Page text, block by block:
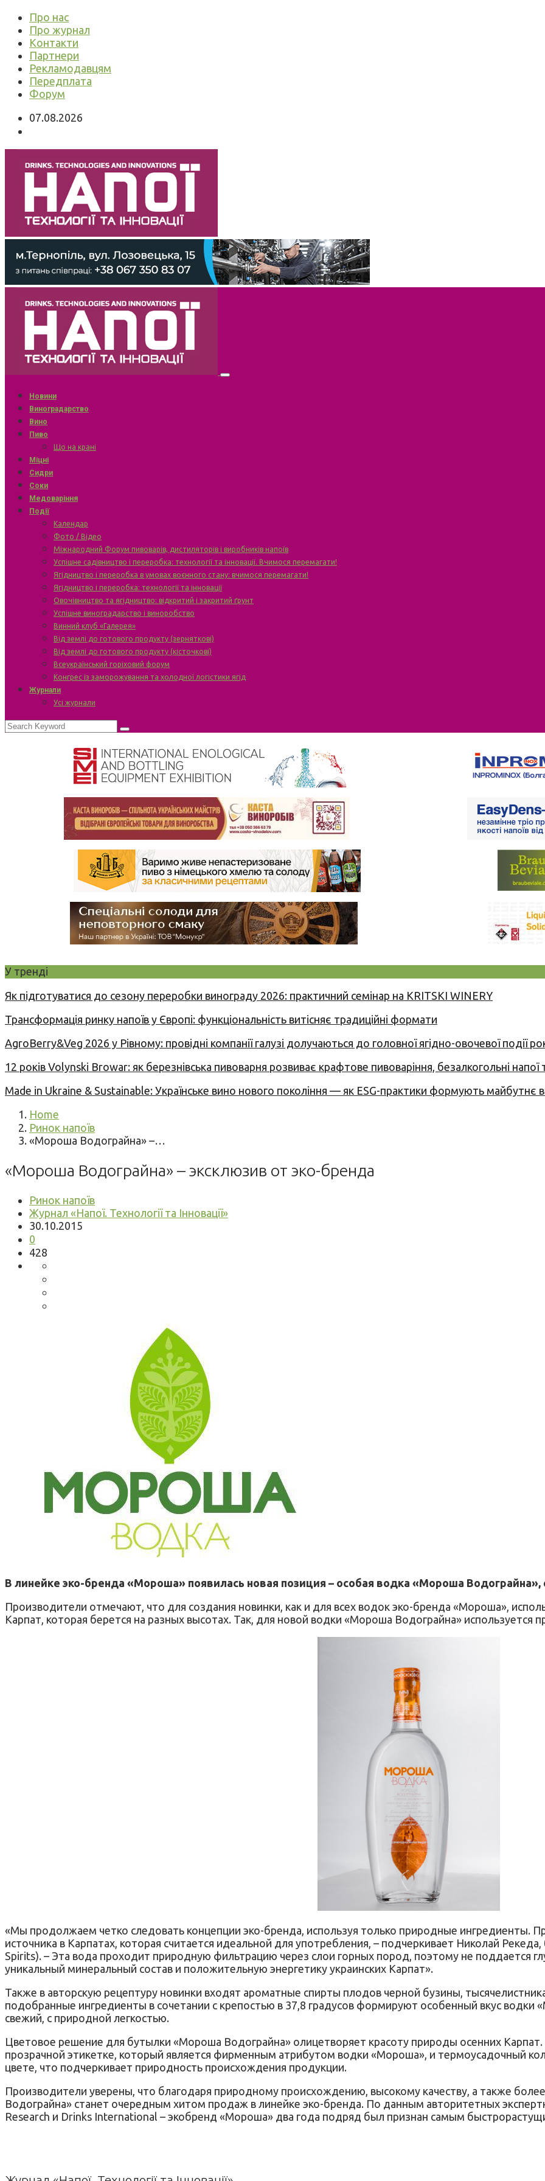
Про нас
Про журнал
Контакти
Партнери
Рекламодавцям
Передплата
Форум
07.08.2026
Новини
Виноградарство
Вино
Пиво
Що на крані
Міцні
Сидри
Соки
Медоваріння
Події
Календар
Фото / Відео
Міжнародний Форум пивоварів, дистиляторів і виробників напоїв
Успішне садівництво і переробка: технології та інновації. Вчимося перемагати!
Ягідництво і переробка в умовах воєнного стану: вчимося перемагати!
Ягідництво і переробка: технології та інновації
Овочівництво та ягідництво: відкритий і закритий ґрунт
Успішне виноградарство і виноробство
Винний клуб «Галерея»
Від землі до готового продукту (зерняткові)
Від землі до готового продукту (кісточкові)
Всеукраїнський горіховий форум
Конгрес із заморожування та холодної логістики ягід
Журнали
Усі журнали
У тренді
Як підготуватися до сезону переробки винограду 2026: практичний семінар на KRITSKI WINERY
Трансформація ринку напоїв у Європі: функціональність витісняє традиційні формати
AgroBerry&Veg 2026 у Рівному: провідні компанії галузі долучаються до головної ягідно-овочевої події
12 років Volynski Browar: як березнівська пивоварня розвиває крафтове пивоваріння, безалкогольні напої
Made in Ukraine & Sustainable: Українське вино нового покоління — як ESG-практики формують майбутнє
Home
Ринок напоїв
«Мороша Водограйна» –…
«Мороша Водограйна» – эксклюзив от эко-бренда
Ринок напоїв
Журнал «Напої. Технології та Інновації»
30.10.2015
0
428
В линейке эко-бренда «Мороша» появилась новая позиция – особая водка «Мороша
Производители отмечают, что для создания новинки, как и для всех водок эко-бренда «Мороша»,
Карпат, которая берется на разных высотах. Так, для новой водки «Мороша Водограйна» используется
«Мы продолжаем четко следовать концепции эко-бренда, используя только природные ингредиенты.
источника в Карпатах, которая считается идеальной для употребления, – подчеркивает Николай
Spirits). – Эта вода проходит природную фильтрацию через слои горных пород, поэтому не поддается
уникальный минеральный состав и положительную энергетику украинских Карпат».
Также в авторскую рецептуру новинки входят ароматные спирты плодов черной бузины,
подобранные ингредиенты в сочетании с крепостью в 37,8 градусов формируют особенный вкус водки
свежий, с природной легкостью.
Цветовое решение для бутылки «Мороша Водограйна» олицетворяет красоту природы осенних Карпат.
прозрачной этикетке, который является фирменным атрибутом водки «Мороша», и термоусадочный
цвете, что подчеркивает природность происхождения продукции.
Производители уверены, что благодаря природному происхождению, высокому качеству, а также
Водограйна» станет очередным хитом продаж в линейке эко-бренда. По данным авторитетных
Research и Drinks International – экобренд «Мороша» два года подряд был признан самым